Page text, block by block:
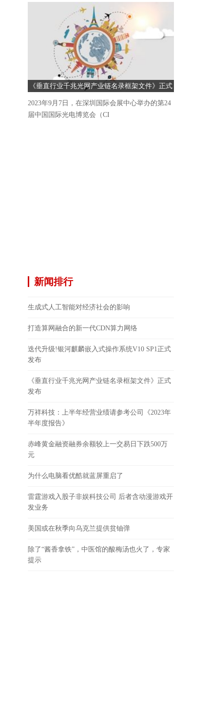
《垂直行业千兆光网产业链名录框架文件》正式
发布
2023年9月7日，在深圳国际会展中心举办的第24
届中国国际光电博览会（CI
新闻排行
生成式人工智能对经济社会的影响
打造算网融合的新一代CDN算力网络
迭代升级!银河麒麟嵌入式操作系统V10 SP1正式
发布
《垂直行业千兆光网产业链名录框架文件》正式
发布
万祥科技：上半年经营业绩请参考公司《2023年
半年度报告》
赤峰黄金融资融券余额较上一交易日下跌500万
元
为什么电脑看优酷就蓝屏重启了
雷霆游戏入股子非娱科技公司 后者含动漫游戏开
发业务
美国或在秋季向乌克兰提供贫铀弹
除了“酱香拿铁”，中医馆的酸梅汤也火了，专家
提示